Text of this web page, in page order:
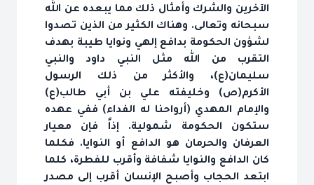
الآخرين والشرك وأمثال ذلك مما يبعده عن الله
سبحانه وتعالى. وهناك الكثير من الذين تصدوا
لشؤون الحكومة بدافع إلهي ونوايا طيبة بهدف
التقرب من الله مثل النبي داود والنبي
سليمان(ع)، والأكثر من ذلك الرسول
الأكرم(ص) وخليفته علي بن أبي طالب(ع)
والإمام المهدي (أرواحنا له الفداء) ففي عهده
ستكون الحكومة شمولية. إذاً فإن معيار
العرفان والحرمان هو الدافع أو النوايا. فكلما
كان الدافع والنوايا شفافة وأقرب للفطرة، كلما
ابتعد الحجاب وأصبح الإنسان أقرب إلى مصدر